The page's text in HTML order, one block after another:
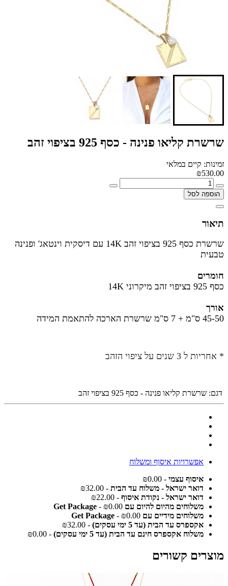
שרשרת קליאו פנינה - כסף 925 בציפוי זהב
זמינות: קיים במלאי
₪530.00
הוספה לסל
תיאור
שרשרת כסף 925 בציפוי זהב 14K עם דיסקית וינטאג' ופנינה
טבעית
חומרים
כסף 925 בציפוי זהב מיקרוני 14K
אורך
45-50 ס"מ + 7 ס"מ
שרשרת הארכה להתאמת המידה
* אחריות ל 3 שנים על ציפוי הזהב
דגם: שרשרת קליאו פנינה - כסף 925 בציפוי זהב
אפשרויות איסוף ומשלוח
איסוף עצמי - ₪0.00
דואר ישראל - משלוח עד הבית - ₪32.00
דואר ישראל - נקודת איסוף - ₪22.00
משלוחים מהיום להיום עם Get Package - ₪0.00
משלוחים מידיים עם Get Package - ₪0.00
אקספרס עד הבית (עד 5 ימי עסקים)
- ₪32.00
משלוח אקספרס חינם עד הבית (עד 5 ימי עסקים)
- ₪0.00
מוצרים קשורים